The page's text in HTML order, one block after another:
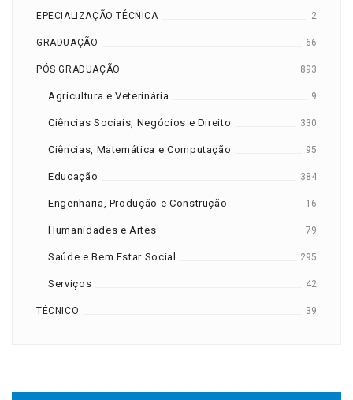
EPECIALIZAÇÃO TÉCNICA 2
GRADUAÇÃO 66
PÓS GRADUAÇÃO 893
Agricultura e Veterinária 9
Ciências Sociais, Negócios e Direito 330
Ciências, Matemática e Computação 95
Educação 384
Engenharia, Produção e Construção 16
Humanidades e Artes 79
Saúde e Bem Estar Social 295
Serviços 42
TÉCNICO 39